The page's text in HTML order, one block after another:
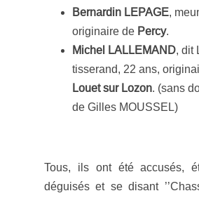
Bernardin LEPAGE,
originaire de Percy.
Michel LALLEMAND, dit
tisserand, 22 ans,
Louet sur Lozon. (sans
de Gilles MOUSSEL)
Tous, ils ont été accusés,
déguisés et se disant